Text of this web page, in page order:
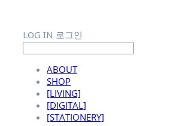
LOG IN 로그인
ABOUT
SHOP
[LIVING]
[DIGITAL]
[STATIONERY]